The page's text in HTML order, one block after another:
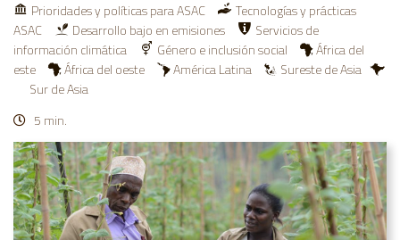
Prioridades y políticas para ASAC
Tecnologías y prácticas
ASAC
Desarrollo bajo en emisiones
Servicios de
información climática
Género e inclusión social
África del
este
África del oeste América Latina
Sureste de Asia
Sur de Asia
5 min.